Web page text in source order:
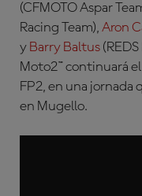
(CFMOTO Aspar
Racing Team), Aron
y Barry Baltus
Moto2™ continuará el
FP2, en una
en Mugello.